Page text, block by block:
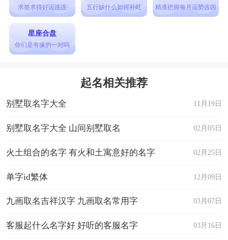
求签求得好运连连 五行缺什么如何补旺 精准把握每月运势吉凶
星座合盘
你们是有缘的一对吗
起名相关推荐
11月19日
别墅取名字大全
02月05日
别墅取名字大全 山间别墅取名
02月25日
火土组合的名字 有火和土寓意好的名字
12月09日
单字id繁体
03月07日
九画取名吉祥汉字 九画取名常用字
03月16日
客服起什么名字好 好听的客服名字